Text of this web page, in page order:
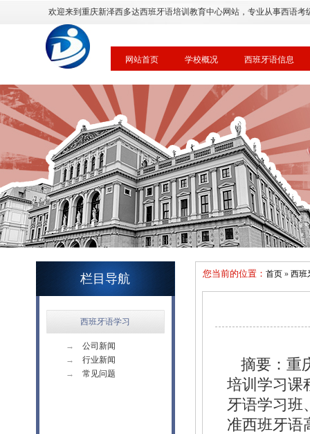
欢迎来到重庆新泽西多达西班牙语培训教育中心网站，专业从事西语考
网站首页 学校概况 西班牙语信息
栏目导航
西班牙语学习
→
公司新闻
→
行业新闻
→
常见问题
您当前的位置： 首页» 西班
摘要：重
培训学习课
牙语学习班
准西班牙语